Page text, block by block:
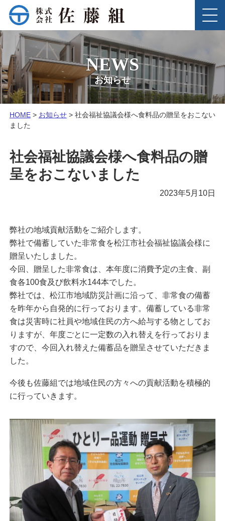
このページの本文へ
MENU
NEWS
お知らせ
こ
の
ジ
の
位
HOME> お知らせ> 社会福祉協議会様へ食料品の贈呈をおこない
ました
社会福祉協議会様へ食料品の贈
呈をおこないました
2023年5月10日
弊社の地域貢献活動をご紹介します。
弊社で備蓄していた非常食を松江市社会福祉協議会様に
贈呈いたしました。
今回、贈呈した非常食は、本年度に消費予定の主食、副
食各100食及び飲料水144本でした。
弊社では、松江市地域防災計画に沿って、非常食の備蓄
を昨年から自発的に行っております。備蓄している非常
食は災害時に社員や地域住民の方へ給与する物としてお
りますが、年度ごとに一定数の入れ替えを行っておりま
すので、今回入れ替えた備蓄品を贈呈させていただきま
した。
今後も佐藤組では地域住民の方々への貢献活動を積極的
に行っていきます。